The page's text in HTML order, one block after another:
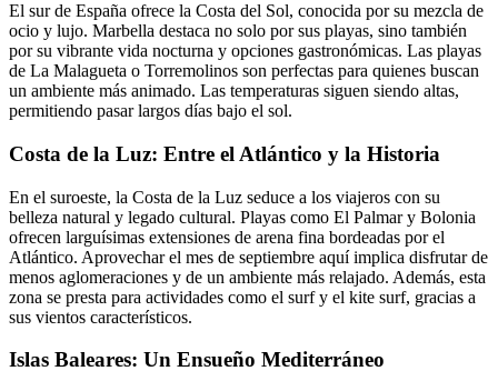
El sur de España ofrece la Costa del Sol, conocida por su mezcla de
ocio y lujo. Marbella destaca no solo por sus playas, sino también
por su vibrante vida nocturna y opciones gastronómicas. Las playas
de La Malagueta o Torremolinos son perfectas para quienes buscan
un ambiente más animado. Las temperaturas siguen siendo altas,
permitiendo pasar largos días bajo el sol.
Costa de la Luz: Entre el Atlántico y la Historia
En el suroeste, la Costa de la Luz seduce a los viajeros con su
belleza natural y legado cultural. Playas como El Palmar y Bolonia
ofrecen larguísimas extensiones de arena fina bordeadas por el
Atlántico. Aprovechar el mes de septiembre aquí implica disfrutar de
menos aglomeraciones y de un ambiente más relajado. Además, esta
zona se presta para actividades como el surf y el kite surf, gracias a
sus vientos característicos.
Islas Baleares: Un Ensueño Mediterráneo